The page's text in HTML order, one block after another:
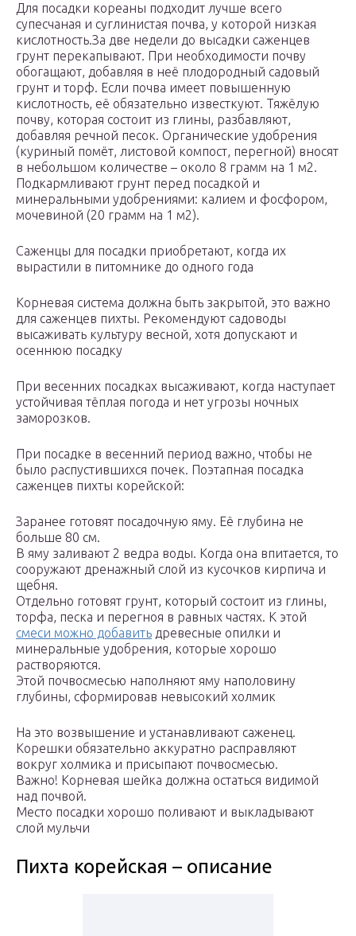
Для посадки кореаны подходит лучше всего
супесчаная и суглинистая почва, у которой низкая
кислотность.За две недели до высадки саженцев
грунт перекапывают. При необходимости почву
обогащают, добавляя в неё плодородный садовый
грунт и торф. Если почва имеет повышенную
кислотность, её обязательно известкуют. Тяжёлую
почву, которая состоит из глины, разбавляют,
добавляя речной песок. Органические удобрения
(куриный помёт, листовой компост, перегной) вносят
в небольшом количестве – около 8 грамм на 1 м2.
Подкармливают грунт перед посадкой и
минеральными удобрениями: калием и фосфором,
мочевиной (20 грамм на 1 м2).
Саженцы для посадки приобретают, когда их
вырастили в питомнике до одного года
Корневая система должна быть закрытой, это важно
для саженцев пихты. Рекомендуют садоводы
высаживать культуру весной, хотя допускают и
осеннюю посадку
При весенних посадках высаживают, когда наступает
устойчивая тёплая погода и нет угрозы ночных
заморозков.
При посадке в весенний период важно, чтобы не
было распустившихся почек. Поэтапная посадка
саженцев пихты корейской:
Заранее готовят посадочную яму. Её глубина не
больше 80 см.
В яму заливают 2 ведра воды. Когда она впитается, то
сооружают дренажный слой из кусочков кирпича и
щебня.
Отдельно готовят грунт, который состоит из глины,
торфа, песка и перегноя в равных частях. К этой
смеси можно добавить древесные опилки и
минеральные удобрения, которые хорошо
растворяются.
Этой почвосмесью наполняют яму наполовину
глубины, сформировав невысокий холмик
На это возвышение и устанавливают саженец.
Корешки обязательно аккуратно расправляют
вокруг холмика и присыпают почвосмесью.
Важно! Корневая шейка должна остаться видимой
над почвой.
Место посадки хорошо поливают и выкладывают
слой мульчи
Пихта корейская – описание